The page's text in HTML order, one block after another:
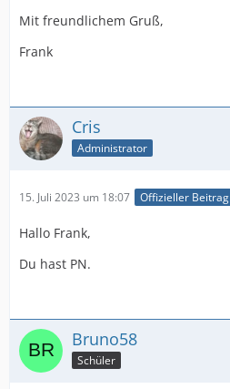
Mit freundlichem Gruß,
Frank
Cris
Administrator
15. Juli 2023 um 18:07 Offizieller Beitrag
Hallo Frank,
Du hast PN.
Bruno58
Schüler